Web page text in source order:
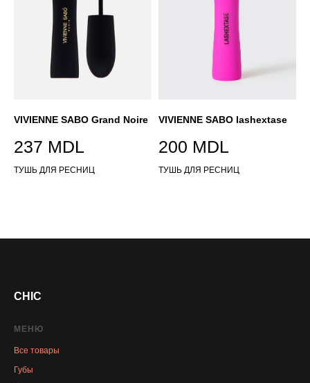
VIVIENNE SABO Grand Noire
237 MDL
ТУШЬ ДЛЯ РЕСНИЦ
VIVIENNE SABO lashextase
200 MDL
ТУШЬ ДЛЯ РЕСНИЦ
CHIC
МЕНЮ
Все товары
Губы